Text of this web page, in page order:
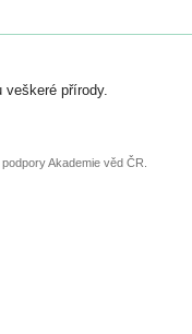
přírody.
Akademie věd ČR.